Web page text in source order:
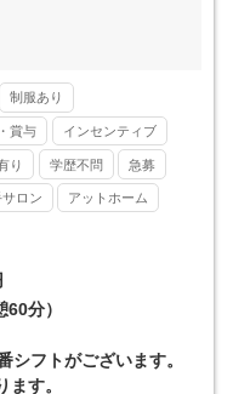
ートし、現在では全国47
グカンパニーとして高い
、twitter（x）、Instagra
さらに集客～予約入力ま
務作業が最小限で済むと
制服あり
賞与 インセンティブ
り 学歴不問 急募
ロン アットホーム
分）
フトがございます。
す。